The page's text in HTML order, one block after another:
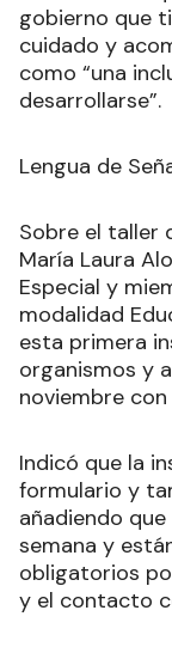
gobierno que
cuidado y
como “una
desarrollarse”.
Lengua de
Sobre el taller
María Laura
Especial y
modalidad
esta primera
organismos y
noviembre
Indicó que la
formulario y
añadiendo
semana y
obligatorios
y el contacto